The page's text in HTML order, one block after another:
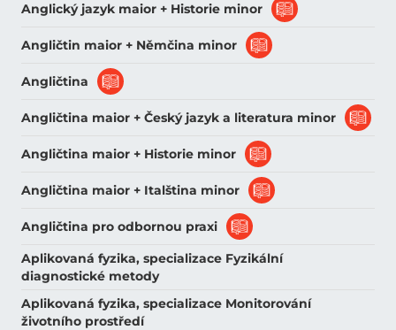
Anglický jazyk maior + Historie minor
Angličtin maior + Němčina minor
Angličtina
Angličtina maior + Český jazyk a literatura minor
Angličtina maior + Historie minor
Angličtina maior + Italština minor
Angličtina pro odbornou praxi
Aplikovaná fyzika, specializace Fyzikální
diagnostické metody
Aplikovaná fyzika, specializace Monitorování
životního prostředí